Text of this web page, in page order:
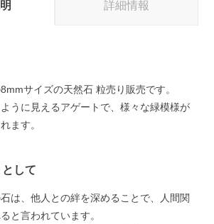
詳細情報
サイズの天然石 粒売り販売です。
うに見えるアゲートで、様々な緑模様が
ます。
して
は、他人との絆を深めることで、人間関
と言われています。